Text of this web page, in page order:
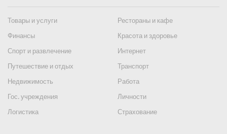
Товары и услуги
Рестораны и кафе
Финансы
Красота и здоровье
Спорт и развлечение
Интернет
Путешествие и отдых
Транспорт
Недвижимость
Работа
Гос. учреждения
Личности
Логистика
Страхование